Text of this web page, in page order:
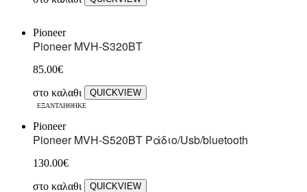
Pioneer
Pioneer MVH-S320BT
85.00€
στο καλαθι
QUICKVIEW
ΕΞΑΝΤΛΗΘΗΚΕ
Pioneer
Pioneer MVH-S520BT Ράδιο/Usb/bluetooth
130.00€
στο καλαθι
QUICKVIEW